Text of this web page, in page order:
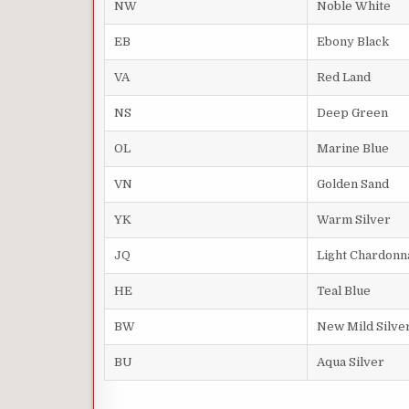
NW Noble White
EB Ebony Black
VA Red Land
NS Deep Green
OL Marine Blue
VN Golden Sand
YK Warm Silver
JQ Light
HE Teal Blue
BW New Mild
BU Aqua Silver